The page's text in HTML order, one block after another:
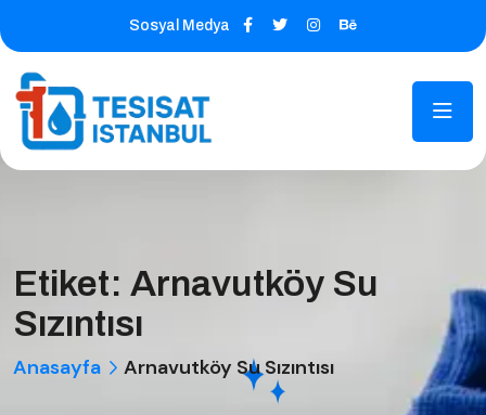
Sosyal Medya
Etiket: Arnavutköy Su
Sızıntısı
Anasayfa Arnavutköy Su Sızıntısı